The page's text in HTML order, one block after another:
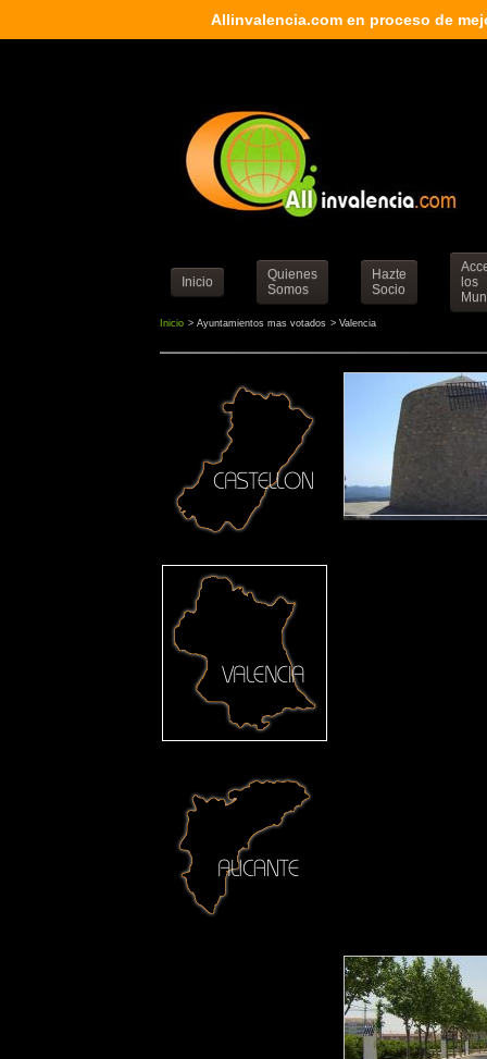
Allinvalencia.com en proceso de
Inicio
Quienes
Somos
Hazte
Socio
los
Inicio > Ayuntamientos mas votados > Valencia